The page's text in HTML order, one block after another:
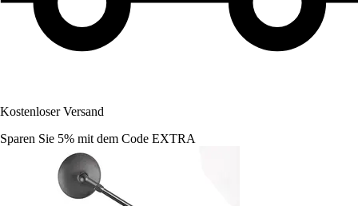
Kostenloser Versand
Sparen Sie 5% mit dem Code EXTRA